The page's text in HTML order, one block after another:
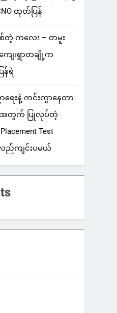
ထုတ်ပြန်
စ်တဲ့ ကလေး – တမူး
ျေးရွာတချို့က
န်ရဲ
ရေးနဲ့ ကင်းကွာနေတာ
ေအတွက် ပြုလုပ်တဲ့
Test
ည်ကျင်းပမယ်